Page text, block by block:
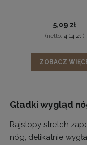
wielokrotnym
wysokiej jakości i
5,09 zł
(netto: 4,14 zł)
ZOBACZ
Gładki wygląd
Rajstopy stretch
nóg, delikatnie